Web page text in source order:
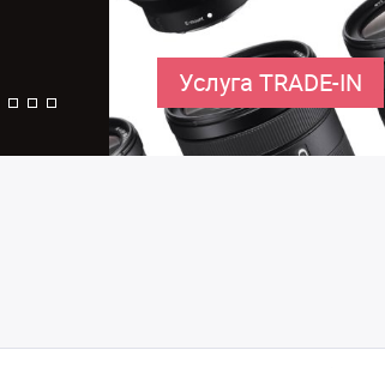
Услуга TRADE-IN